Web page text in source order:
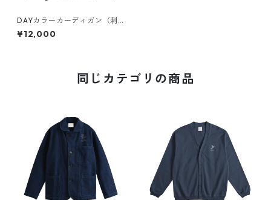
DAYカラーカーディガン（刺
繍）
¥12,000
同じカテゴリの商品